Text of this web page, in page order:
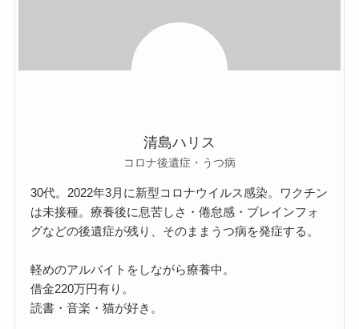
清島ハリス
コロナ後遺症・うつ病
30代。2022年3月に新型コロナウイルス感染。ワクチン
は未接種。療養後に息苦しさ・倦怠感・ブレインフォ
グなどの後遺症が残り、そのままうつ病を発症する。
軽めのアルバイトをしながら療養中。
借金220万円有り。
読書・音楽・猫が好き。